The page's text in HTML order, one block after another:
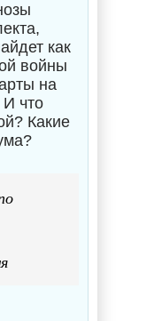
как
войны
на
что
Какие